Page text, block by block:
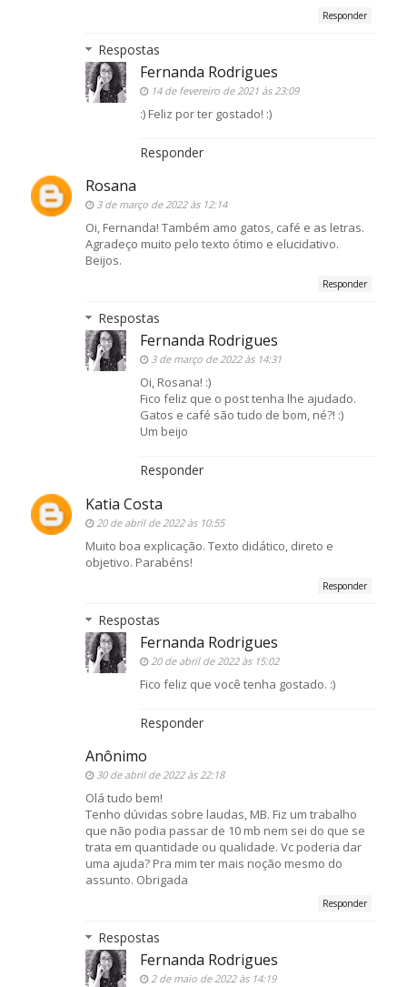
Responder
Respostas
Fernanda Rodrigues
14 de fevereiro de 2021 às 23:09
:) Feliz por ter gostado! :)
Responder
Rosana
3 de março de 2022 às 12:14
Oi, Fernanda! Também amo gatos, café e as letras.
Agradeço muito pelo texto ótimo e elucidativo.
Beijos.
Responder
Respostas
Fernanda Rodrigues
3 de março de 2022 às 14:31
Oi, Rosana! :)
Fico feliz que o post tenha lhe ajudado.
Gatos e café são tudo de bom, né?! :)
Um beijo
Responder
Katia Costa
20 de abril de 2022 às 10:55
Muito boa explicação. Texto didático, direto e
objetivo. Parabéns!
Responder
Respostas
Fernanda Rodrigues
20 de abril de 2022 às 15:02
Fico feliz que você tenha gostado. :)
Responder
Anônimo
30 de abril de 2022 às 22:18
Olá tudo bem!
Tenho dúvidas sobre laudas, MB. Fiz um trabalho
que não podia passar de 10 mb nem sei do que se
trata em quantidade ou qualidade. Vc poderia dar
uma ajuda? Pra mim ter mais noção mesmo do
assunto. Obrigada
Responder
Respostas
Fernanda Rodrigues
2 de maio de 2022 às 14:19